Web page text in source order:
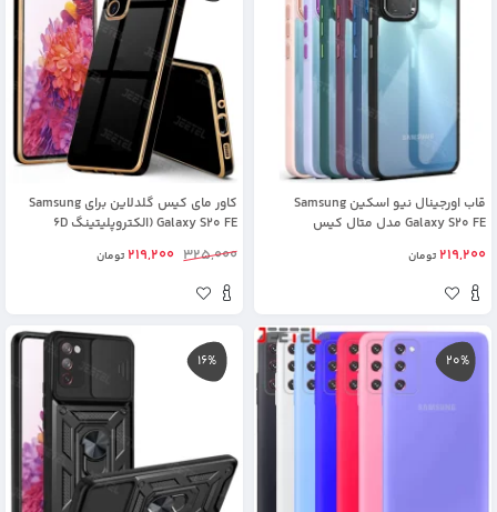
قاب اورجینال نیو اسکین Samsung
Galaxy S20 FE مدل متال کیس
219,200تومان
کاور مای کیس گلدلاین برای Samsung
Galaxy S20 FE (الکتروپلیتینگ 6D
325,000
219,200تومان
20%
16%